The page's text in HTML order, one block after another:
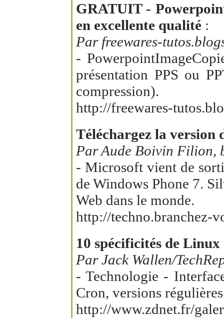
GRATUIT -
en excellente qualité :
Par freewares-
-
présentation PPS ou
compression).
http://freewares-
Téléchargez la
Par Aude Boivin Filion,
- Microsoft vient de
de Windows Phone 7.
Web dans le monde.
http://techno.branchez-
10 spécificités de
Par Jack Wallen/
- Technologie -
Cron, versions
http://www.zdnet.fr/